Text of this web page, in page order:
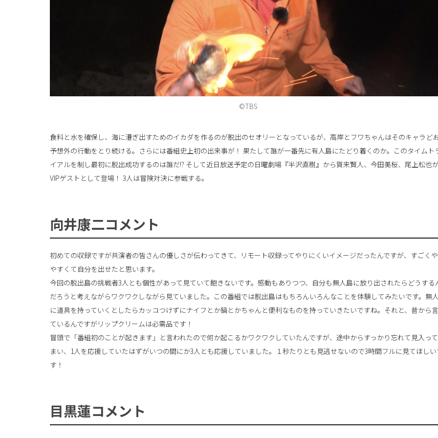
©TBS
食料と水を確保し、海に漕ぎ出すためのイカダを作るのが脱出のセオリーとなっているが、高岸とフワちゃんはそのキャラど
予想外の行動をとり続ける。さらには番組史上初の出来事が！ 果たして誰が一番先に有人島にたどり着くのか。このタイムト
イアルを制し最初に脱出成功するのは誰だ!? そして近日放送予定の日曜劇場『半沢直樹』から賀来賢人、今田美桜、尾上松也
VIPゲストとして登場！ 3人は冒険対決に参戦する。
向井康二コメント
初めての収録ですが共演者の皆さんの優しさが伝わってきて、リモート収録ってやりにくいイメージだったんですが、すごく
やすくて自分を出せたと思います。
今回の脱出島の挑戦者3人とも個性があって見ていて飽きないです。感動もありつつ、自分も無人島に放り出されたらどうする
だろうと考えながらワクワクしながら見ていました。この番組では脱出島はもちろんいろんなことを体験してみたいです。無
に道具を持っていくとしたらカッコつけずにナイフとか鍋とかちゃんと便利なものを持っていきたいですね。それと、昔から
ているんですがリップクリームは必需品です！
冒頭で「番組初のことが起きます」と言われたので何か起こるかワクワクしていたんですが、途中からすっかり忘れて見入っ
まい、1人を応援していたはずがいつの間にか3人とも応援していました。１秒たりとも見逃せないので3時間フルに見てほしい
す！
目黒蓮コメント